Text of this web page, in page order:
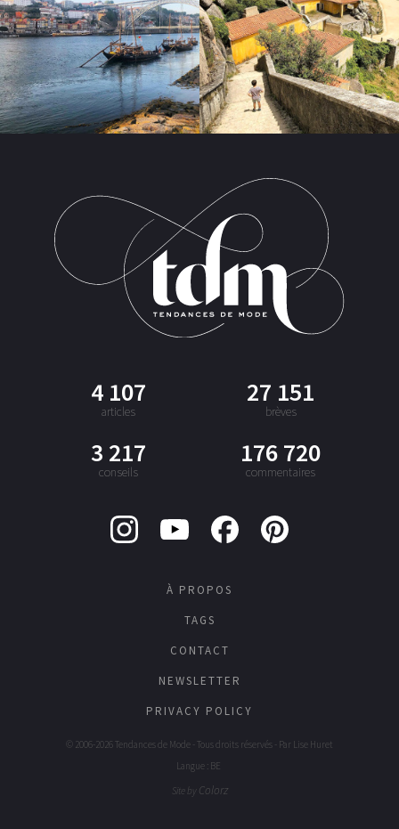
4 107
articles
27 151
brèves
3 217
conseils
176 720
commentaires
À PROPOS
TAGS
CONTACT
NEWSLETTER
PRIVACY POLICY
© 2006-2026 Tendances de Mode - Tous droits réservés - Par Lise Huret
Langue : BE
Site by Colorz